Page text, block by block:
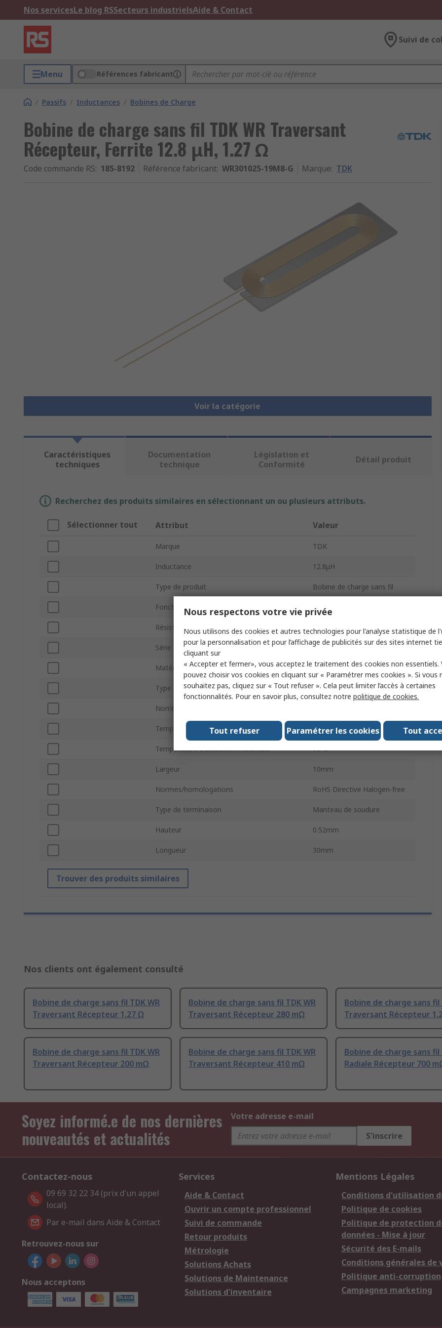
Nos servicesLe blog RSSecteurs industrielsAide & Contact
Suivi de
Menu Références fabricant
/ Passifs / Inductances / Bobines de Charge
Bobine de charge sans fil TDK WR Traversant
Récepteur, Ferrite 12.8 μH, 1.27 Ω
Code commande RS: 185-8192 Référence fabricant: WR301025-19M8-G Marque: TDK
Voir la catégorie
Caractéristiques
techniques
Documentation
technique
Législation et
Conformité
Détail produit
Recherchez des produits similaires en sélectionnant un ou plusieurs attributs.
Sélectionner tout Attribut Valeur
Marque TDK
Inductance 12.8μH
Type de produit Bobine de charge sans fil
Fonction Récepteur
Résistance DC maximale 1.27Ω
Série WR
Matériau du corps Ferrite
Type de montage Traversant
Nombre de broches
Température minimum de fonctionnement -30°C
Température d'utilisation maximum 70°C
Largeur 10mm
Normes/homologations RoHS Directive Halogen-free
Type de terminaison Manteau de soudure
Hauteur 0.52mm
Longueur 30mm
Trouver des produits similaires
Nos clients ont également consulté
Bobine de charge sans fil TDK WR
Traversant Récepteur 1.27 Ω
Bobine de charge sans fil TDK WR
Traversant Récepteur 280 mΩ
Bobine de charge sans fil
Traversant Récepteur
Bobine de charge sans fil TDK WR
Traversant Récepteur 200 mΩ
Bobine de charge sans fil TDK WR
Traversant Récepteur 410 mΩ
Bobine de charge sans fil
Radiale Récepteur 700
Soyez informé.e de nos dernières
nouveautés et actualités
Votre adresse e-mail
S'inscrire
Contactez-nous
09 69 32 22 34 (prix d'un appel
local).
Par e-mail dans Aide & Contact
Retrouvez-nous sur
Nous acceptons
Services
Aide & Contact
Ouvrir un compte professionnel
Suivi de commande
Retour produits
Métrologie
Solutions Achats
Solutions de Maintenance
Solutions d'inventaire
Mentions Légales
Conditions d'utilisation
Politique de cookies
Politique de protection
données - Mise à jour
Sécurité des E-mails
Conditions générales de
Politique anti-corruption
Campagnes marketing
Nous respectons votre vie privée
Nous utilisons des cookies et autres technologies pour l'analyse statistique de
pour la personnalisation et pour l’affichage de publicités sur des sites internet
cliquant sur
« Accepter et fermer», vous acceptez le traitement des cookies non essentiels.
pouvez choisir vos cookies en cliquant sur « Paramétrer mes cookies ». Si vous
souhaitez pas, cliquez sur « Tout refuser ». Cela peut limiter l’accès à certaines
fonctionnalités. Pour en savoir plus, consultez notre politique de cookies.
Tout
Paramétrer les cookies
Tout refuser